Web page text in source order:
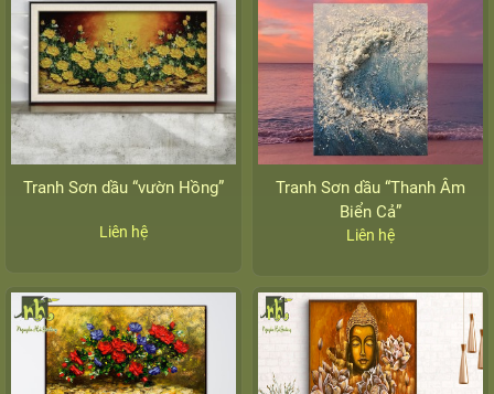
Tranh Sơn dầu “vườn Hồng”
Liên hệ
Tranh Sơn dầu “Thanh Âm
Biển Cả”
Liên hệ